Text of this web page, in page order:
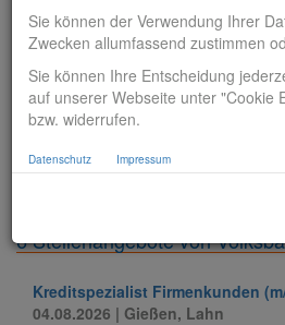
Sonstiges
6 Stellenangebote von
Kreditspezialist Firmenkunden
04.08.2026 | Gießen, Lahn
Sie können der Verwendung Ihrer
Zwecken allumfassend zustimmen
Sie können Ihre Entscheidung
auf unserer Webseite unter "Cookie
bzw. widerrufen.
Datenschutz Impressum